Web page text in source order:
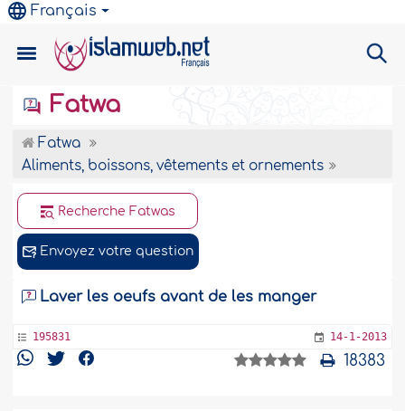
Français
Fatwa
Fatwa
Aliments, boissons, vêtements et ornements
Recherche Fatwas
Envoyez votre question
Laver les oeufs avant de les manger
195831 14-1-2013
18383